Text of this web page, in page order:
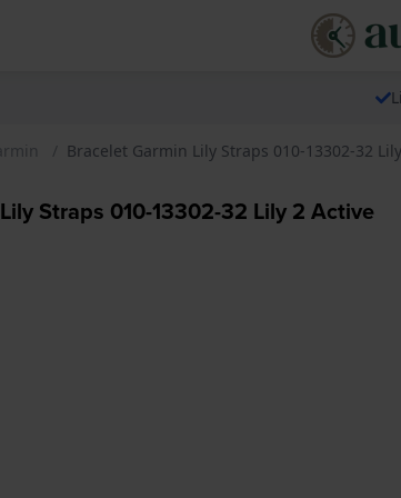
Bracelet Garmin Lily Straps 010-13302-32
Straps 010-13302-32 Lily 2 Active